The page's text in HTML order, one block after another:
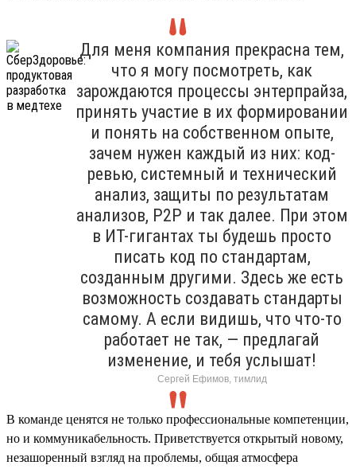
Для меня компания прекрасна тем,
что я могу посмотреть, как
зарождаются процессы энтерпрайза,
принять участие в их формировании
и понять на собственном опыте,
зачем нужен каждый из них: код-
ревью, системный и технический
анализ, защиты по результатам
анализов, P2P и так далее. При этом
в ИТ-гигантах ты будешь просто
писать код по стандартам,
созданным другими. Здесь же есть
возможность создавать стандарты
самому. А если видишь, что что-то
работает не так, — предлагай
изменение, и тебя услышат!
Сергей Ефимов, тимлид
В команде ценятся не только профессиональные компетенции,
но и коммуникабельность. Приветствуется открытый новому,
незашоренный взгляд на проблемы, общая атмосфера